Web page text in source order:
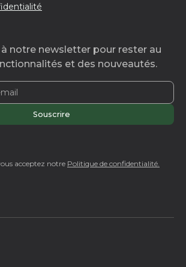
notre newsletter pour rester au
et des nouveautés.
acceptez notre Politique de confidentialité.